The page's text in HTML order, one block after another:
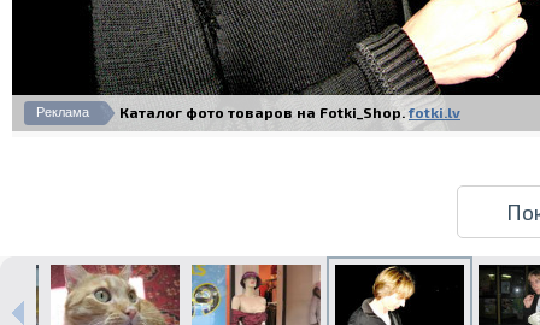
Реклама Каталог фото товаров на Fotki_Shop. fotki.lv